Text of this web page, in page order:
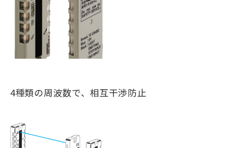
4種類の周波数で、相互干渉防止